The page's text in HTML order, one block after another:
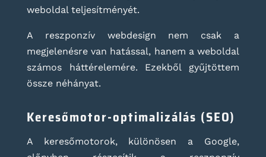
weboldal teljesítményét.
A reszponzív webdesign nem csak a
megjelenésre van hatással, hanem a weboldal
számos háttérelemére. Ezekből gyűjtöttem
össze néhányat.
Keresőmotor-optimalizálás (SEO)
A keresőmotorok, különösen a Google,